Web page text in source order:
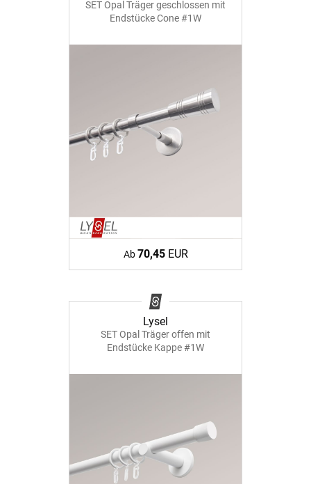
SET Opal Träger geschlossen mit
Endstücke Cone #1W
Ab70,45EUR
Lysel
SET Opal Träger offen mit
Endstücke Kappe #1W